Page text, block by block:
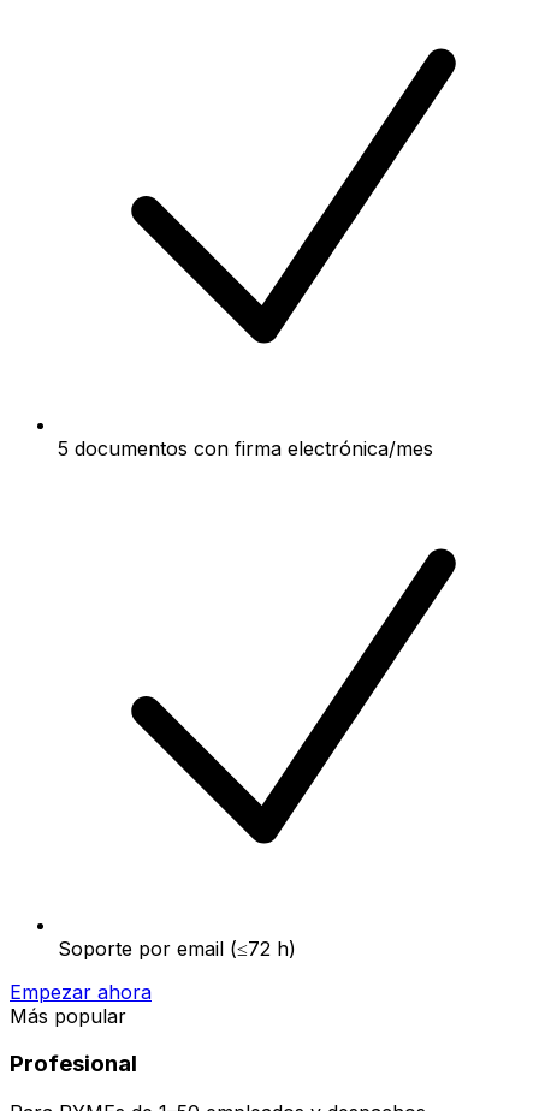
5 documentos con firma electrónica/mes
Soporte por email (≤72 h)
Empezar ahora
Más popular
Profesional